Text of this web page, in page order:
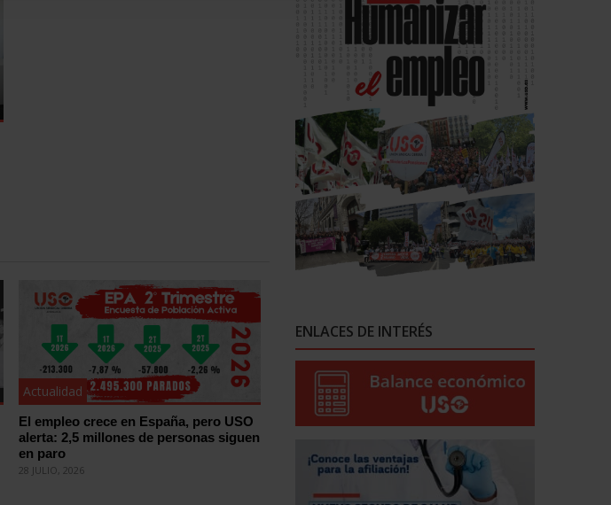
Actualidad
El empleo crece en España, pero USO
alerta: 2,5 millones de personas siguen
en paro
28 JULIO, 2026
ENLACES DE INTERÉS